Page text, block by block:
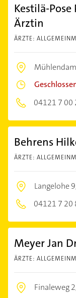
Kestilä-
Ärztin
ÄRZTE:
04121 7 00
Behrens
ÄRZTE:
Langelohe
04121 7 20
Meyer Jan
ÄRZTE:
Finaleweg